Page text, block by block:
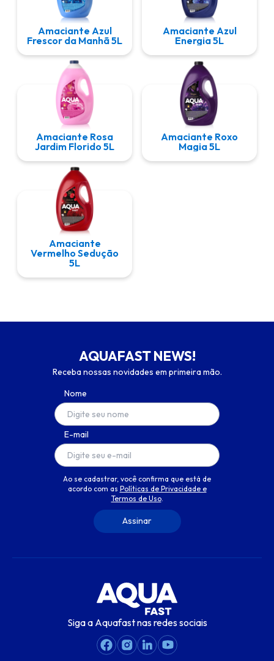
Amaciante Azul
Frescor da Manhã 5L
Amaciante Azul
Energia 5L
Amaciante Rosa
Jardim Florido 5L
Amaciante Roxo
Magia 5L
Amaciante
Vermelho Sedução
5L
AQUAFAST NEWS!
Receba nossas novidades em primeira mão.
Nome
E-mail
Ao se cadastrar, você confirma que está de
acordo com as Políticas de Privacidade e
Termos de Uso.
Siga a Aquafast nas redes sociais